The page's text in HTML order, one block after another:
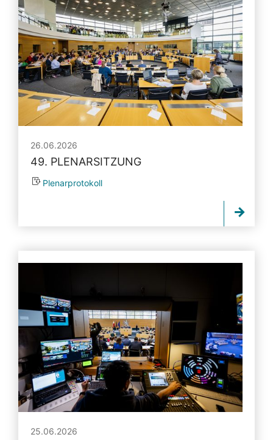
26.06.2026
49. PLENARSITZUNG
Plenarprotokoll
25.06.2026